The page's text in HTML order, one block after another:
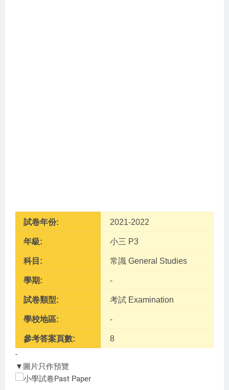
試卷年份: 2021-2022
年級: 小三 P3
科目: 常識 General Studies
學期: -
試卷類型: 考試 Examination
學校地區: -
參考答案頁數: 8
-
▼圖片只作預覽